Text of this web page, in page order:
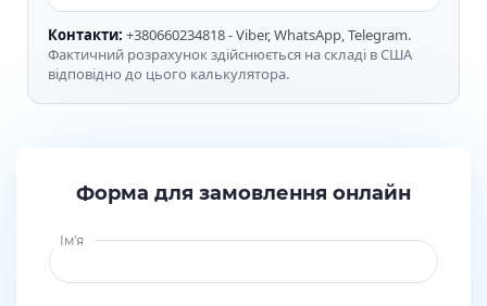
Контакти: +380660234818 - Viber, WhatsApp, Telegram.
Фактичний розрахунок здійснюється на складі в США
відповідно до цього калькулятора.
Форма для замовлення онлайн
Ім'я